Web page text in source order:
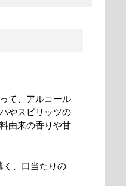
て、アルコール
やスピリッツの
由来の香りや甘
、口当たりの